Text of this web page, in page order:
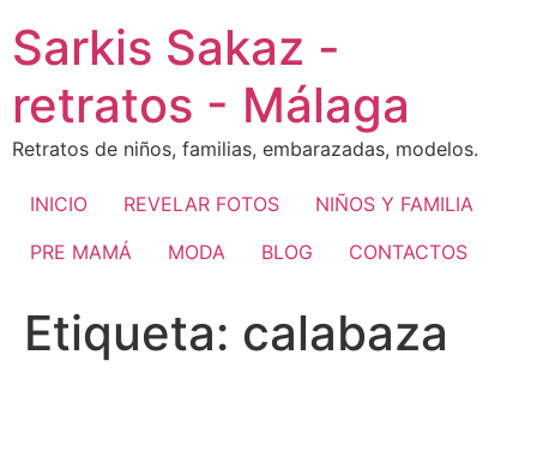
contenido
Sarkis Sakaz -
retratos - Málaga
Retratos de niños, familias, embarazadas, modelos.
INICIO REVELAR FOTOS
NIÑOS Y FAMILIA
PRE MAMÁ
MODA BLOG CONTACTOS
Etiqueta: calabaza